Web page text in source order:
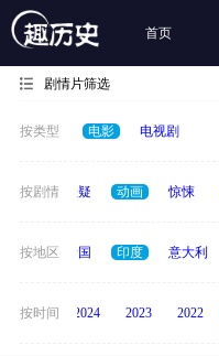
首页
剧情片筛选
按类型 电影 电视剧
按剧情
家庭 悬疑 动画 惊悚
按地区
德国 泰国 印度 意大利
按时间
2025 2024 2023 2022